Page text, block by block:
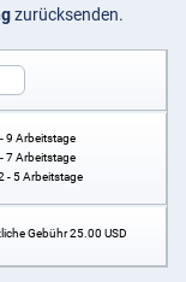
zurücksenden.
9 Arbeitstage
7 Arbeitstage
- 5 Arbeitstage
Gebühr25.00 USD